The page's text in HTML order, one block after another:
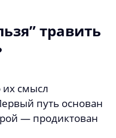
травить
их смысл
путь основан
— продиктован